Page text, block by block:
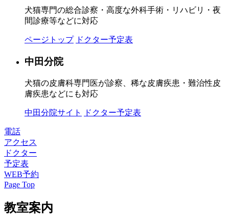
犬猫専門の総合診察・高度な外科手術・リハビリ・夜
間診療等などに対応
ページトップ ドクター予定表
中田分院
犬猫の皮膚科専門医が診察、稀な皮膚疾患・難治性皮
膚疾患などにも対応
中田分院サイト ドクター予定表
電話
アクセス
ドクター
予定表
WEB予約
Page Top
教室案内